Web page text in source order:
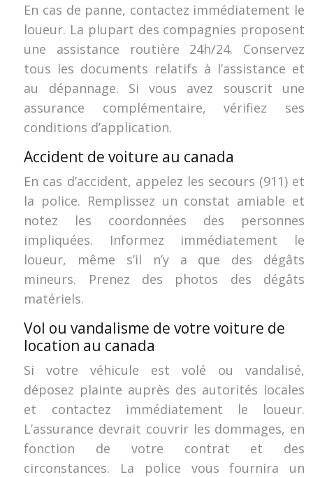
En cas de panne, contactez immédiatement le
loueur. La plupart des compagnies proposent
une assistance routière 24h/24. Conservez
tous les documents relatifs à l’assistance et
au dépannage. Si vous avez souscrit une
assurance complémentaire, vérifiez ses
conditions d’application.
Accident de voiture au canada
En cas d’accident, appelez les secours (911) et
la police. Remplissez un constat amiable et
notez les coordonnées des personnes
impliquées. Informez immédiatement le
loueur, même s’il n’y a que des dégâts
mineurs. Prenez des photos des dégâts
matériels.
Vol ou vandalisme de votre voiture de
location au canada
Si votre véhicule est volé ou vandalisé,
déposez plainte auprès des autorités locales
et contactez immédiatement le loueur.
L’assurance devrait couvrir les dommages, en
fonction de votre contrat et des
circonstances. La police vous fournira un